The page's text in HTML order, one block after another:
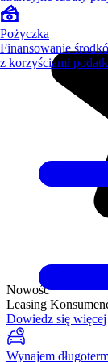
Nowość
Leasing
Dowiedz się więcej
Wynajem
Pożyczka
Finansowanie
z korzyściami